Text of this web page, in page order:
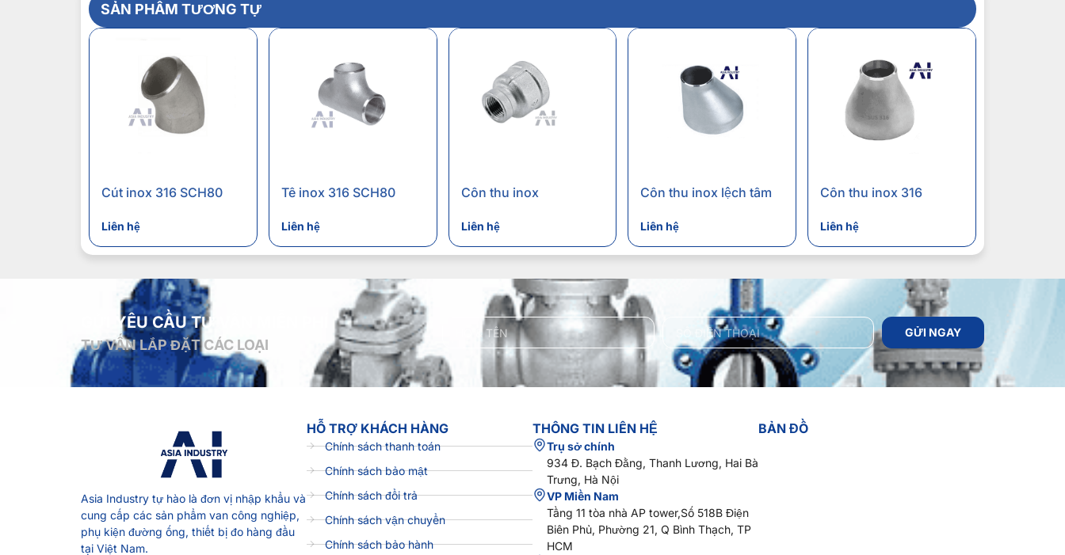
SẢN PHẨM TƯƠNG TỰ
Cút inox 316 SCH80
Liên hệ
Tê inox 316 SCH80
Liên hệ
Côn thu inox
Liên hệ
Côn thu inox lệch tâm
Liên hệ
Côn thu inox 316
Liên hệ
GỬI YÊU CẦU TƯ VẤN MIỄN PHÍ
TƯ VẤN LẮP ĐẶT CÁC LOẠI
GỬI NGAY
Asia Industry tự hào là đơn vị nhập khẩu và
cung cấp các sản phẩm van công nghiệp,
phụ kiện đường ống, thiết bị đo hàng đầu
tại Việt Nam.
HỖ TRỢ KHÁCH HÀNG
Chính sách thanh toán
Chính sách bảo mật
Chính sách đổi trả
Chính sách vận chuyển
Chính sách bảo hành
THÔNG TIN LIÊN HỆ
Trụ sở chính
934 Đ. Bạch Đằng, Thanh Lương, Hai Bà
Trưng, Hà Nội
VP Miền Nam
Tầng 11 tòa nhà AP tower,Số 518B Điện
Biên Phủ, Phường 21, Q Bình Thạch, TP
HCM
BẢN ĐỒ